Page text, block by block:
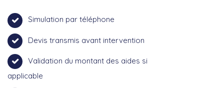
Simulation par téléphone
Devis transmis avant intervention
Validation du montant des aides si
applicable